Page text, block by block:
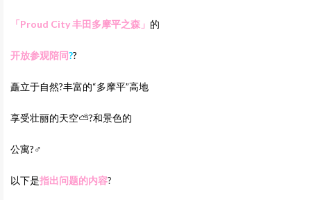
「Proud City 丰田多摩平之森 」 的
开放参观陪同??
矗立于自然?丰富的“多摩平”高地
享受壮丽的天空⛅?和景色的
公寓?‍♂️
以下是指出问题的内容?